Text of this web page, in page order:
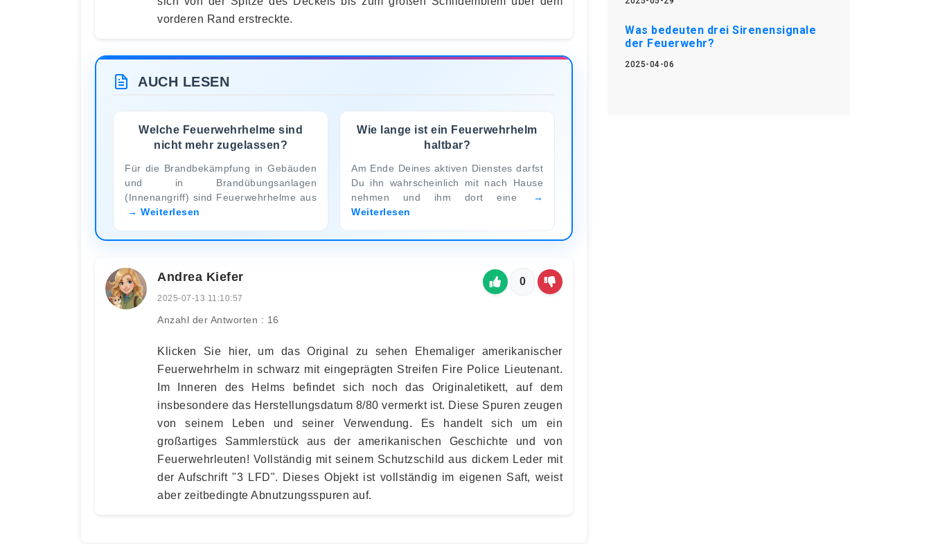
vorderen Rand erstreckte.
AUCH LESEN
Welche Feuerwehrhelme sind
nicht mehr zugelassen?
Für die Brandbekämpfung in Gebäuden
und in Brandübungsanlagen
(Innenangriff) sind Feuerwehrhelme aus
Weiterlesen
Wie lange ist ein Feuerwehrhelm
haltbar?
Am Ende Deines aktiven Dienstes darfst
Du ihn wahrscheinlich mit nach Hause
nehmen und ihm dort eine
Weiterlesen
Andrea Kiefer
2025-07-13 11:10:57
Anzahl der Antworten : 16
0
Klicken Sie hier, um das Original zu sehen Ehemaliger amerikanischer
Feuerwehrhelm in schwarz mit eingeprägten Streifen Fire Police Lieutenant.
Im Inneren des Helms befindet sich noch das Originaletikett, auf dem
insbesondere das Herstellungsdatum 8/80 vermerkt ist. Diese Spuren zeugen
von seinem Leben und seiner Verwendung. Es handelt sich um ein
großartiges Sammlerstück aus der amerikanischen Geschichte und von
Feuerwehrleuten! Vollständig mit seinem Schutzschild aus dickem Leder mit
der Aufschrift "3 LFD". Dieses Objekt ist vollständig im eigenen Saft, weist
aber zeitbedingte Abnutzungsspuren auf.
Was bedeuten drei Sirenensignale
der Feuerwehr?
2025-04-06